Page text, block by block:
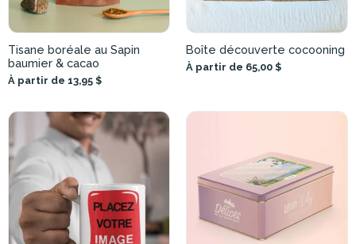
Tisane boréale au Sapin
baumier & cacao
À partir de 13,95 $
Boîte découverte cocooning
À partir de 65,00 $